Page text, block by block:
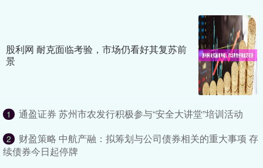
股利网 耐克面临考验，市场仍看好其复苏前
景
1 通盈证券 苏州市农发行积极参与“安全大讲堂”培训活动
2
财盈策略 中航产融：拟筹划与公司债券相关的重大事项 存
续债券今日起停牌